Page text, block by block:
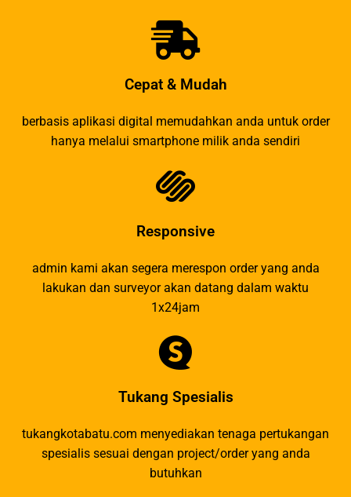
Cepat & Mudah
berbasis aplikasi digital memudahkan anda untuk order
hanya melalui smartphone milik anda sendiri
Responsive
admin kami akan segera merespon order yang anda
lakukan dan surveyor akan datang dalam waktu
1x24jam
Tukang Spesialis
tukangkotabatu.com menyediakan tenaga pertukangan
spesialis sesuai dengan project/order yang anda
butuhkan